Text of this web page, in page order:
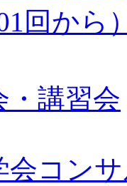
回から
・講習会
会コン